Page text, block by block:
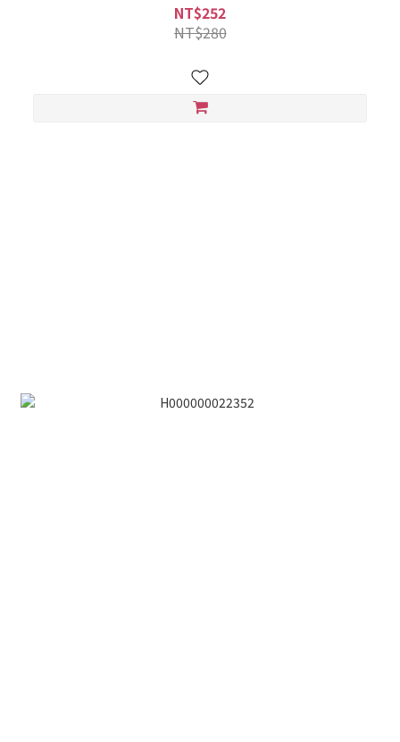
NT$252
NT$280